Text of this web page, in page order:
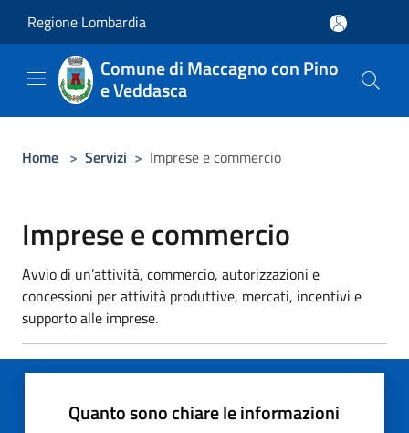
Regione Lombardia
Comune di Maccagno con Pino
e Veddasca
Home > Servizi > Imprese e commercio
Imprese e commercio
Avvio di un’attività, commercio, autorizzazioni e
concessioni per attività produttive, mercati, incentivi e
supporto alle imprese.
Quanto sono chiare le informazioni